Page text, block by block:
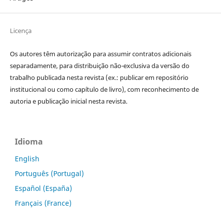
Licença
Os autores têm autorização para assumir contratos adicionais
separadamente, para distribuição não-exclusiva da versão do
trabalho publicada nesta revista (ex.: publicar em repositório
institucional ou como capítulo de livro), com reconhecimento de
autoria e publicação inicial nesta revista.
Idioma
English
Português (Portugal)
Español (España)
Français (France)